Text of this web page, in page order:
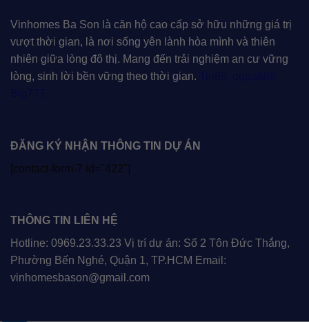
Vinhomes Ba Son là căn hộ cao cấp sở hữu những giá trị
vượt thời gian, là nơi sống yên lành hòa mình và thiên
nhiên giữa lòng đô thị. Mang đến trải nghiệm an cư vững
lòng, sinh lời bền vững theo thời gian.
ĐĂNG KÝ NHẬN THÔNG TIN DỰ ÁN
[contact-form-7 id="422"]
THÔNG TIN LIÊN HỆ
Hotline: 0969.23.33.23 Vị trí dự án: Số 2 Tôn Đức Thắng,
Phường Bến Nghé, Quận 1, TP.HCM Email:
vinhomesbason@gmail.com